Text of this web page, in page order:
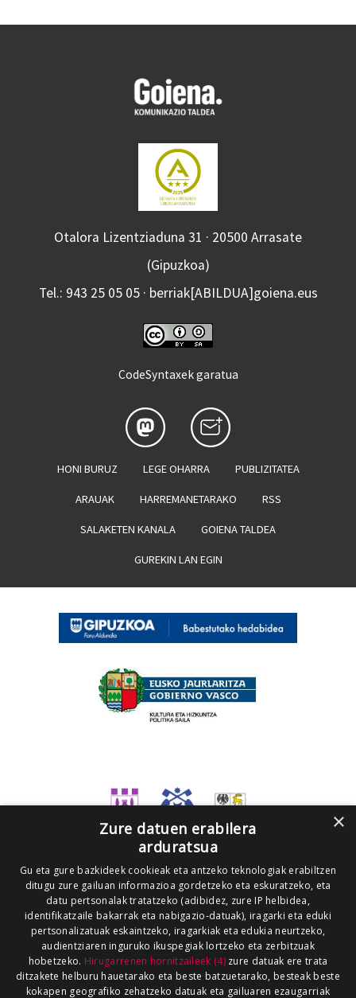
Otalora Lizentziaduna 31 · 20500 Arrasate
(Gipuzkoa)
Tel.: 943 25 05 05 · berriak[ABILDUA]goiena.eus
CodeSyntaxek garatua
HONI BURUZ LEGE OHARRA PUBLIZITATEA
ARAUAK HARREMANETARAKO RSS
SALAKETEN KANALA GOIENA TALDEA
GUREKIN LAN EGIN
×
Zure datuen erabilera
arduratsua
Gu eta gure bazkideek cookieak eta antzeko teknologiak erabiltzen
ditugu zure gailuan informazioa gordetzeko eta eskuratzeko, eta
datu pertsonalak tratatzeko (adibidez, zure IP helbidea,
identifikatzaile bakarrak eta nabigazio-datuak), iragarki eta eduki
pertsonalizatuak eskaintzeko, iragarkiak eta edukia neurtzeko,
audientziaren inguruko ikuspegiak lortzeko eta zerbitzuak
hobetzeko. Hirugarrenen hornitzaileek (4)zure datuak ere trata
ditzakete helburu hauetarako eta beste batzuetarako, besteak beste
kokapen geografiko zehatzeko datuak eta gailuaren ezaugarriak